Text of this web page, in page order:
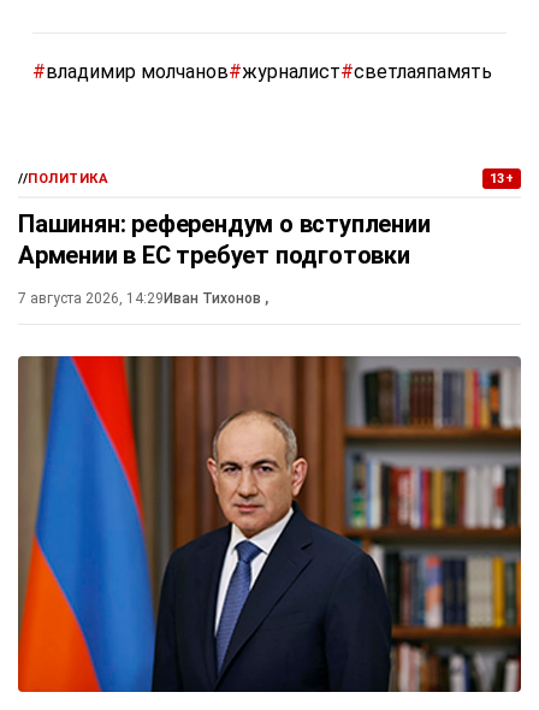
#владимир молчанов#журналист#светлаяпамять
//ПОЛИТИКА 13+
Пашинян: референдум о вступлении
Армении в ЕС требует подготовки
7 августа 2026, 14:29 Иван Тихонов ,